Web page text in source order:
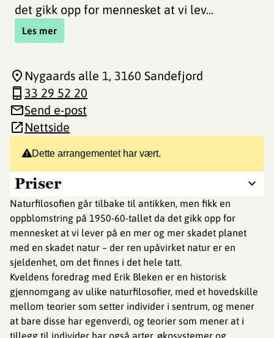
det gikk opp for mennesket at vi lev...
Les mer
Dette arrangementet har vært.
Priser
Naturfilosofien går tilbake til antikken, men fikk en
oppblomstring på 1950-60-tallet da det gikk opp for
mennesket at vi lever på en mer og mer skadet planet
med en skadet natur – der ren upåvirket natur er en
sjeldenhet, om det finnes i det hele tatt.
Kveldens foredrag med Erik Bleken er en historisk
gjennomgang av ulike naturfilosofier, med et hovedskille
mellom teorier som setter individer i sentrum, og mener
at bare disse har egenverdi, og teorier som mener at i
tillegg til individer har også arter, økosystemer og
Nygaards alle 1, 3160 Sandefjord
33 29 52 20
Send e-post
Nettside